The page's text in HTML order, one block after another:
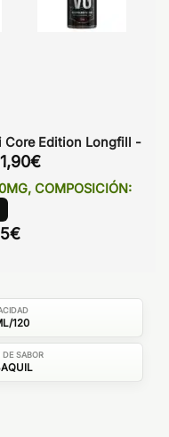
Core Edition Longfill -
€
COMPOSICIÓN:
€
120
DE SABOR